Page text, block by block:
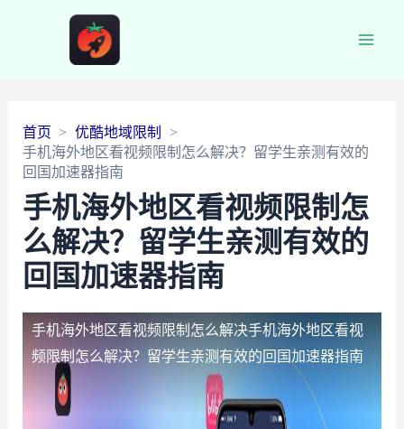
首页
优酷地域限制
手机海外地区看视频限制怎么解决？留学生亲测有效的
回国加速器指南
手机海外地区看视频限制怎
么解决？留学生亲测有效的
回国加速器指南
手机海外地区看视频限制怎么解决手机海外地区看视
频限制怎么解决？留学生亲测有效的回国加速器指南